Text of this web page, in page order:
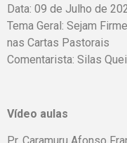
Data: 09 de Julho de
Tema Geral: Sejam
nas Cartas Pastorais
Comentarista: Silas
Vídeo aulas